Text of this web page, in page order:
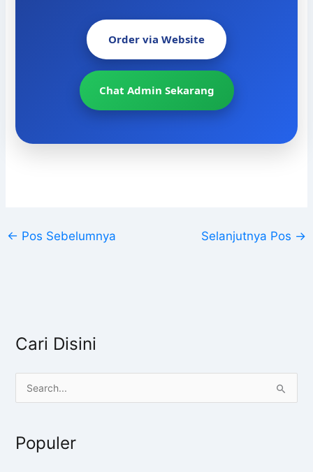
Order via Website
Chat Admin Sekarang
← Pos Sebelumnya Selanjutnya Pos →
Cari Disini
Populer